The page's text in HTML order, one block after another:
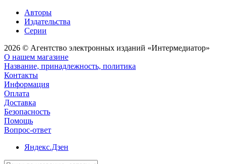
Авторы
Издательства
Серии
2026 © Агентство электронных изданий «Интермедиатор»
О нашем магазине
Название, принадлежность, политика
Контакты
Информация
Оплата
Доставка
Безопасность
Помощь
Вопрос-ответ
Яндекс.Дзен